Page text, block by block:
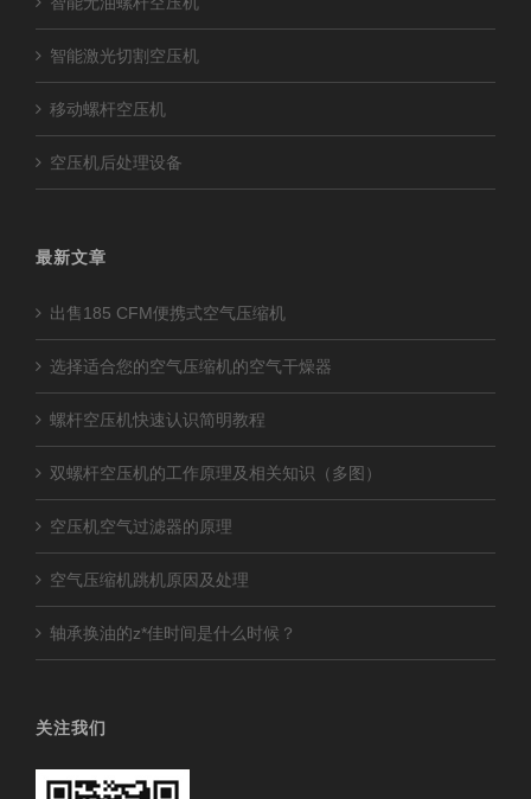
智能激光切割空压机
移动螺杆空压机
空压机后处理设备
最新文章
出售185 CFM便携式空气压缩机
选择适合您的空气压缩机的空气干燥器
螺杆空压机快速认识简明教程
双螺杆空压机的工作原理及相关知识（多图）
空压机空气过滤器的原理
空气压缩机跳机原因及处理
轴承换油的z*佳时间是什么时候？
关注我们